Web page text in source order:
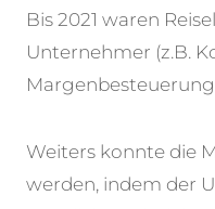
Bis 2021 waren
Unternehmer (z.B.
Weiters konnte die
werden, indem der